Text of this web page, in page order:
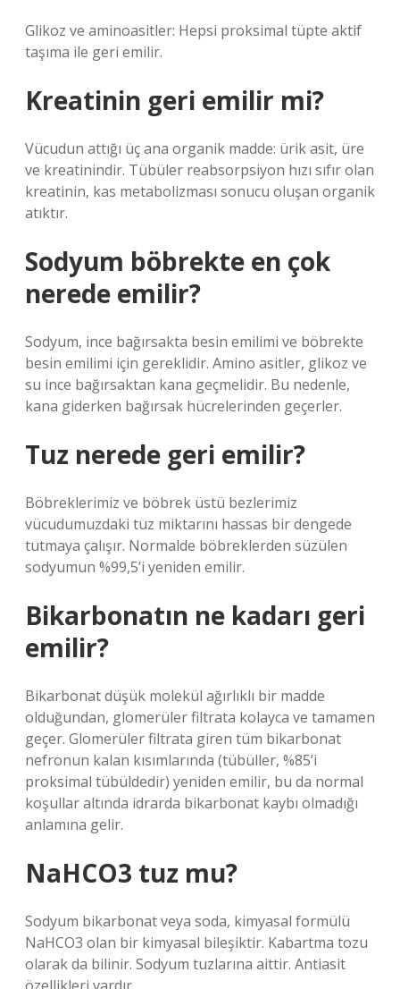
Glikoz ve aminoasitler: Hepsi proksimal tüpte aktif
taşıma ile geri emilir.
Kreatinin geri emilir mi?
Vücudun attığı üç ana organik madde: ürik asit, üre
ve kreatinindir. Tübüler reabsorpsiyon hızı sıfır olan
kreatinin, kas metabolizması sonucu oluşan organik
atıktır.
Sodyum böbrekte en çok
nerede emilir?
Sodyum, ince bağırsakta besin emilimi ve böbrekte
besin emilimi için gereklidir. Amino asitler, glikoz ve
su ince bağırsaktan kana geçmelidir. Bu nedenle,
kana giderken bağırsak hücrelerinden geçerler.
Tuz nerede geri emilir?
Böbreklerimiz ve böbrek üstü bezlerimiz
vücudumuzdaki tuz miktarını hassas bir dengede
tutmaya çalışır. Normalde böbreklerden süzülen
sodyumun %99,5’i yeniden emilir.
Bikarbonatın ne kadarı geri
emilir?
Bikarbonat düşük molekül ağırlıklı bir madde
olduğundan, glomerüler filtrata kolayca ve tamamen
geçer. Glomerüler filtrata giren tüm bikarbonat
nefronun kalan kısımlarında (tübüller, %85’i
proksimal tübüldedir) yeniden emilir, bu da normal
koşullar altında idrarda bikarbonat kaybı olmadığı
anlamına gelir.
NaHCO3 tuz mu?
Sodyum bikarbonat veya soda, kimyasal formülü
NaHCO3 olan bir kimyasal bileşiktir. Kabartma tozu
olarak da bilinir. Sodyum tuzlarına aittir. Antiasit